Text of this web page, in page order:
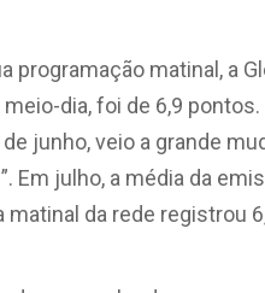
programação matinal, a
dia, foi de 6,9
junho, veio a grande
Em julho, a média da
da rede registrou